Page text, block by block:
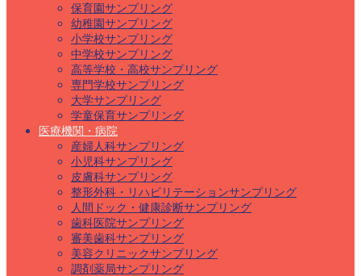
保育園サンプリング
幼稚園サンプリング
小学校サンプリング
中学校サンプリング
高等学校・高校サンプリング
専門学校サンプリング
大学サンプリング
学童保育サンプリング
医療機関・病院
産婦人科サンプリング
小児科サンプリング
皮膚科サンプリング
整形外科・リハビリテーションサンプリング
人間ドック・健康診断サンプリング
歯科医院サンプリング
審美歯科サンプリング
美容クリニックサンプリング
調剤薬局サンプリング